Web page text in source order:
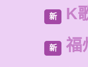
新 K
新 福